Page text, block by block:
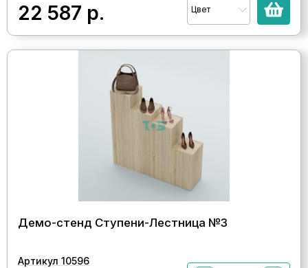
22 587 р. Цвет
Демо-стенд Ступени-Лестница №3
Артикул 10596